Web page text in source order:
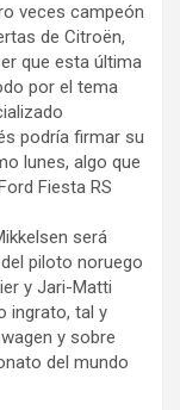
veces campeón
de Citroën,
que esta última
por el tema
podría firmar su
lunes, algo que
Fiesta RS
será
piloto noruego
y Jari-Matti
ingrato, tal y
y sobre
del mundo